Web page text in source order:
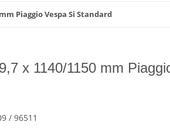
Piaggio Vespa Si Standard
x 1140/1150 mm
/ 96511